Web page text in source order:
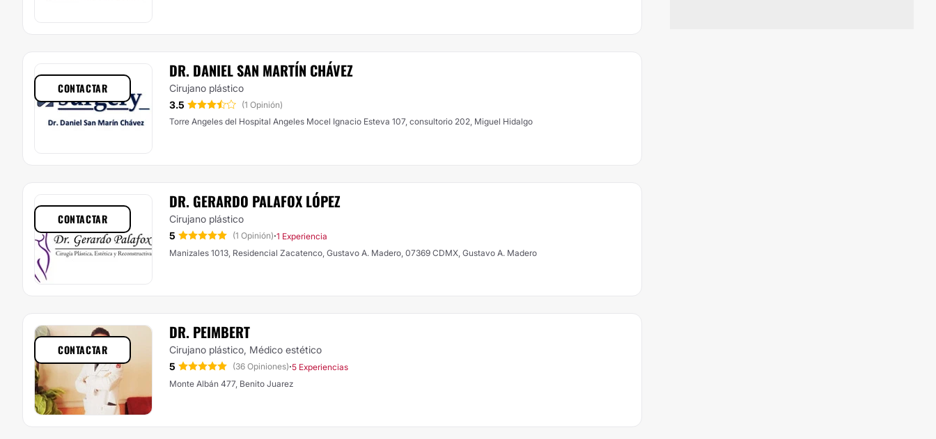
DR. DANIEL SAN MARTÍN CHÁVEZ
Cirujano plástico
3.5
(1 Opinión)
Torre Angeles del Hospital Angeles Mocel Ignacio Esteva 107, consultorio 202, Miguel Hidalgo
CONTACTAR
DR. GERARDO PALAFOX LÓPEZ
Cirujano plástico
5
(1 Opinión)·1 Experiencia
Manizales 1013, Residencial Zacatenco, Gustavo A. Madero, 07369 CDMX, Gustavo A. Madero
CONTACTAR
DR. PEIMBERT
Cirujano plástico, Médico estético
5
(36 Opiniones)·5 Experiencias
Monte Albán 477, Benito Juarez
CONTACTAR